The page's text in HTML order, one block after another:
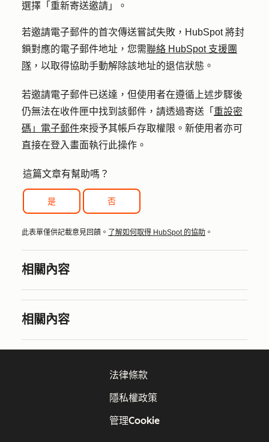
選擇「 重新寄送邀請 」。
若邀請電子郵件的首次傳送嘗試失敗，HubSpot 將封
鎖對應的電子郵件地址，您需聯絡 HubSpot 支援團
隊 ，以取得協助手動解除該地址的退信狀態。
若邀請電子郵件已送達，但使用者在遵循上述步驟後
仍無法在收件匣中找到該郵件，請透過寄送「 重設密
碼」電子郵件來授予其帳戶存取權限。新使用者亦可
直接在登入畫面執行此操作。
這篇文章有幫助嗎？
是 否
此表單僅供記載意見回饋。 了解如何取得 HubSpot 的協助 。
相關內容
相關內容
法律條款
隱私權政策
管理Cookie